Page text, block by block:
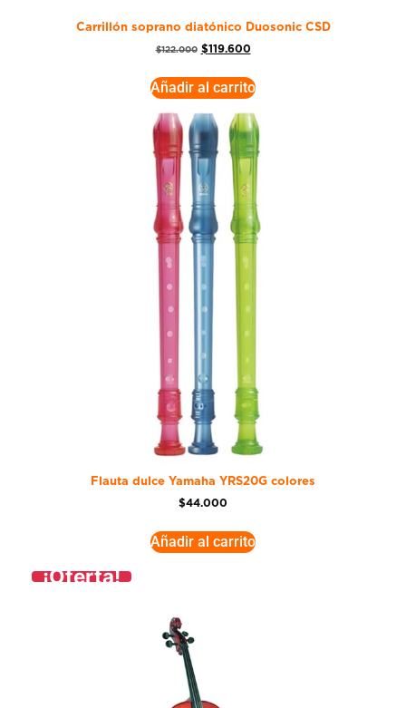
Carrillón soprano diatónico Duosonic CSD
$122.000 $119.600
Añadir al carrito
Flauta dulce Yamaha YRS20G colores
$44.000
Añadir al carrito
¡Oferta!